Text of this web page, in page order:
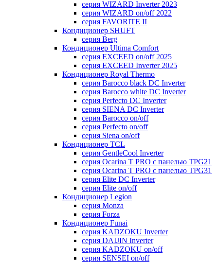
серия WIZARD Inverter 2023
серия WIZARD on/off 2022
серия FAVORITE II
Кондиционер SHUFT
серия Berg
Кондиционер Ultima Comfort
серия EXCEED on/off 2025
серия EXCEED Inverter 2025
Кондиционер Royal Thermo
серия Barocco black DC Inverter
серия Barocco white DC Inverter
серия Perfecto DC Inverter
серия SIENA DC Inverter
серия Barocco on/off
серия Perfecto on/off
серия Siena on/off
Кондиционер TCL
серия GentleCool Inverter
серия Ocarina T PRO c панелью TPG21
серия Ocarina T PRO c панелью TPG31
серия Elite DC Inverter
серия Elite on/off
Кондиционер Legion
серия Monza
серия Forza
Кондиционер Funai
серия KADZOKU Inverter
серия DAIJIN Inverter
серия KADZOKU on/off
серия SENSEI on/off